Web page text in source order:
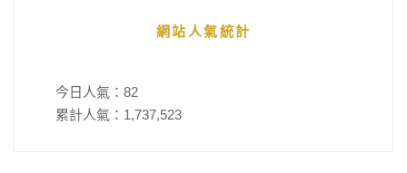
網站人氣統計
今日人氣： 82
累計人氣： 1,737,523